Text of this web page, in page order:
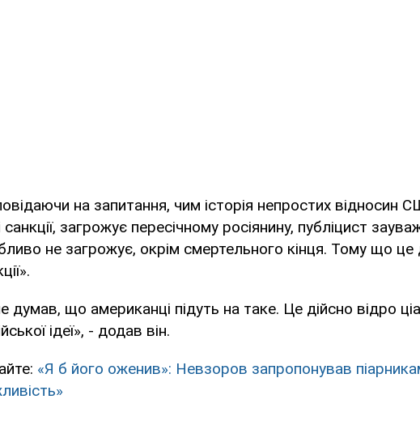
на запитання, чим історія непростих відносин
санкції, загрожує пересічному росіянину, публіцист
не загрожує, окрім смертельного кінця. Тому що це
думав, що американці підуть на таке. Це дійсно відро
ідеї», - додав він.
«Я б його оженив»: Невзоров запропонував